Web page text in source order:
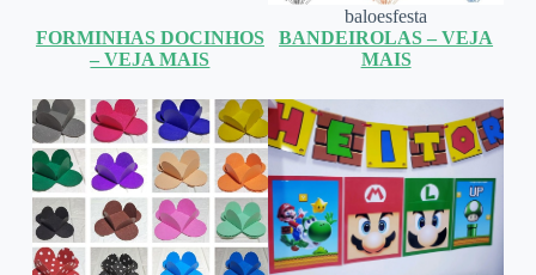
baloesfesta
FORMINHAS DOCINHOS
– VEJA MAIS
BANDEIROLAS – VEJA
MAIS